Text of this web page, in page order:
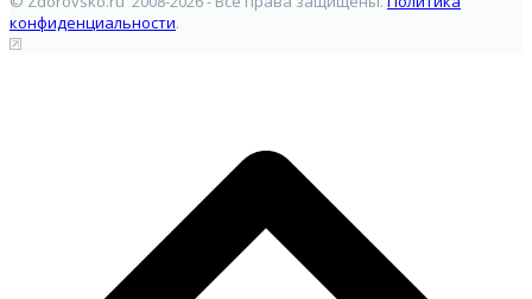
конфиденциальности.